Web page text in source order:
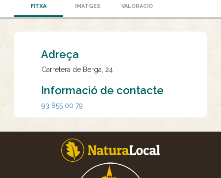
FITXA IMATGES VALORACIÓ
Adreça
Carretera de Berga, 24
Informació de contacte
93 855 00 79